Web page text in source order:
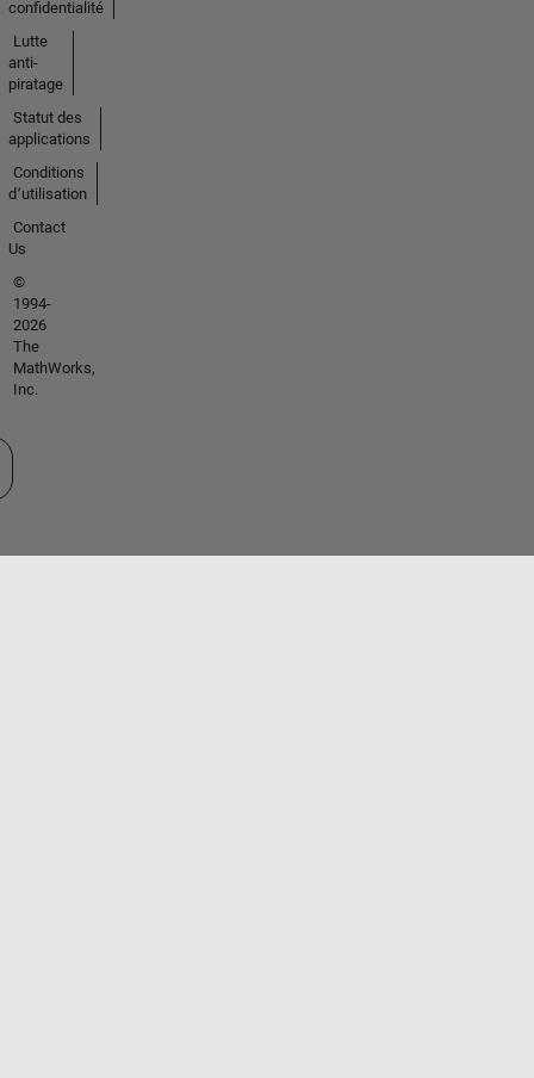
confidentialité
Lutte
anti-
piratage
Statut des
applications
Conditions
d՚utilisation
Contact
Us
©
1994-
2026
The
MathWorks,
Inc.
un site web